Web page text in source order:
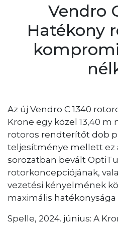
Vendro
Hatékony
Az új Vendro C 1340
Krone egy közel 13,40 m
rotoros rendterítőt dob
teljesítménye mellett ez
sorozatban bevált
rotorkoncepciójának,
vezetési kényelmének
maximális hatékonysága
Spelle, 2024. június: A